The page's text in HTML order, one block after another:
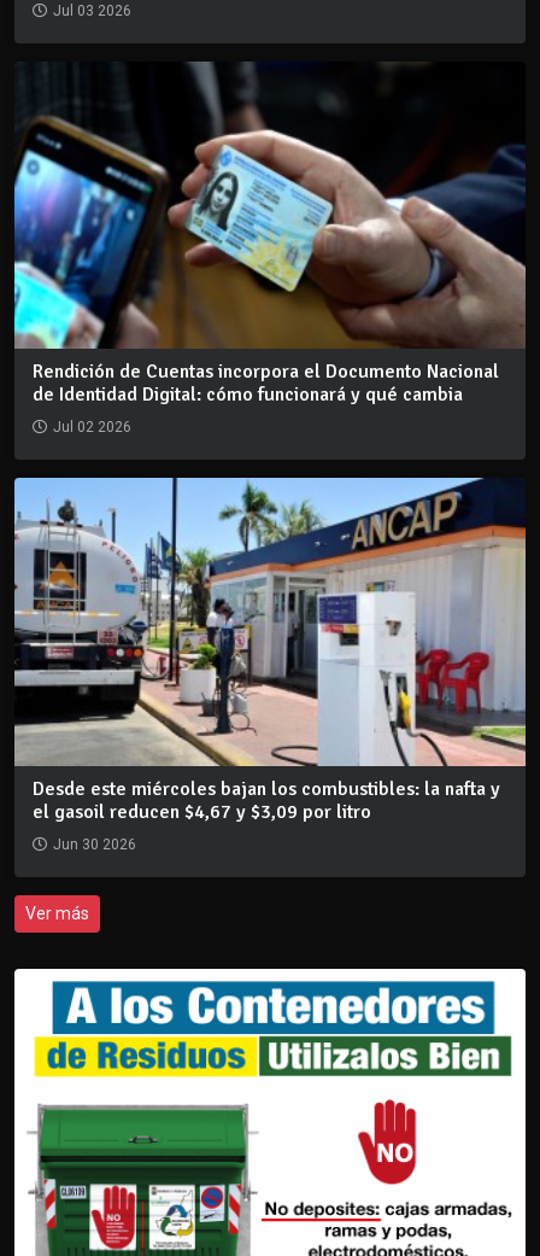
Jul 03 2026
Rendición de Cuentas incorpora el Documento Nacional
de Identidad Digital: cómo funcionará y qué cambia
Jul 02 2026
Desde este miércoles bajan los combustibles: la nafta y
el gasoil reducen $4,67 y $3,09 por litro
Jun 30 2026
Ver más